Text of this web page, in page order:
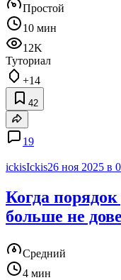
Простой
10 мин
12K
Туториал
+14
42
19
ickisIckis26 ноя 2025 в
Когда
больше не
Средний
4 мин